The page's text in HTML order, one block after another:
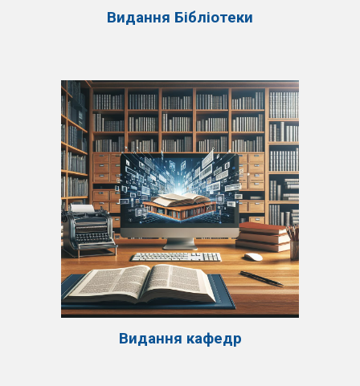
Видання Бібліотеки
Видання кафедр